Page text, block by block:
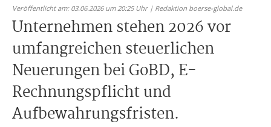
Veröffentlicht am: 03.06.2026 um 20:25 Uhr | Redaktion boerse-global.de
Unternehmen stehen 2026 vor
umfangreichen steuerlichen
Neuerungen bei GoBD, E-
Rechnungspflicht und
Aufbewahrungsfristen.